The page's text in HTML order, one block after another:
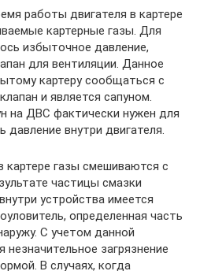
работы двигателя в картере
картерные газы. Для
избыточное давление,
для вентиляции. Данное
картеру сообщаться с
и является сапуном.
на ДВС фактически нужен для
внутри двигателя.
газы смешиваются с
частицы смазки
устройства имеется
определенная часть
С учетом данной
загрязнение
В случаях, когда